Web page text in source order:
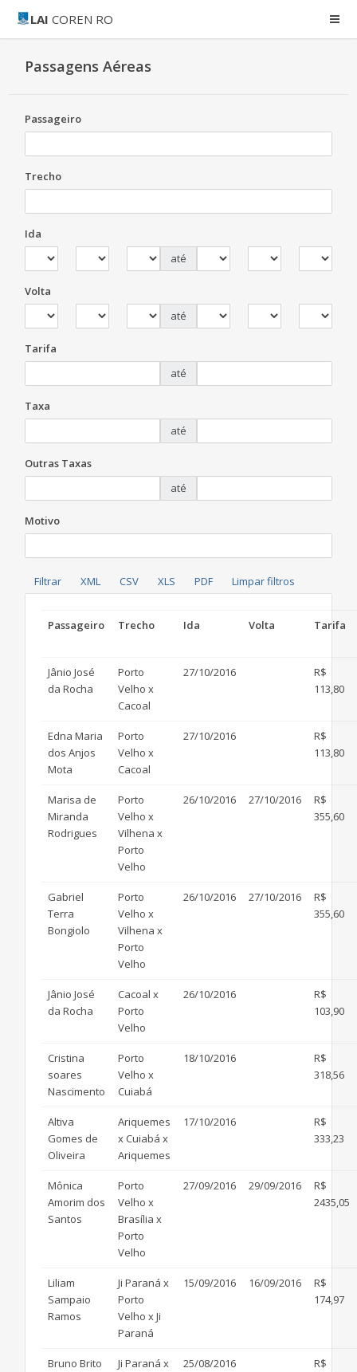
LAI COREN RO
Passagens Aéreas
Passageiro
Trecho
Ida
até
Volta
até
Tarifa
até
Taxa
até
Outras Taxas
até
Motivo
Passageiro Trecho Ida Volta Tarifa
Jânio José
da Rocha
Porto
Velho x
Cacoal
27/10/2016
R$
113,80
Edna Maria
dos Anjos
Mota
Porto
Velho x
Cacoal
27/10/2016
R$
113,80
Marisa de
Miranda
Rodrigues
Porto
Velho x
Vilhena x
Porto
Velho
26/10/2016 27/10/2016
R$
355,60
Gabriel
Terra
Bongiolo
Porto
Velho x
Vilhena x
Porto
Velho
26/10/2016 27/10/2016
R$
355,60
Jânio José
da Rocha
Cacoal x
Porto
Velho
26/10/2016
R$
103,90
Cristina
soares
Nascimento
Porto
Velho x
Cuiabá
18/10/2016
R$
318,56
Altiva
Gomes de
Oliveira
Ariquemes
x Cuiabá x
Ariquemes
17/10/2016
R$
333,23
Mônica
Amorim dos
Santos
Porto
Velho x
Brasília x
Porto
Velho
27/09/2016 29/09/2016
R$
2435,05
Liliam
Sampaio
Ramos
Ji Paraná x
Porto
Velho x Ji
Paraná
15/09/2016 16/09/2016
R$
174,97
Bruno Brito
Ji Paraná x
25/08/2016
R$